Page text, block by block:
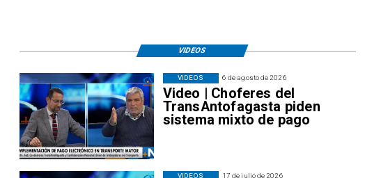
6 de agosto de 2026
Video | Choferes del
TransAntofagasta piden
sistema mixto de pago
VIDEOS
17 de julio de 2026
VIDEOS
VIDEOS